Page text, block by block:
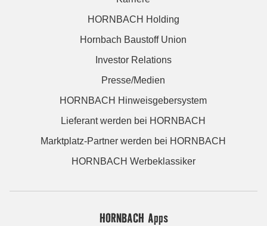
HORNBACH Holding
Hornbach Baustoff Union
Investor Relations
Presse/Medien
HORNBACH Hinweisgebersystem
Lieferant werden bei HORNBACH
Marktplatz-Partner werden bei HORNBACH
HORNBACH Werbeklassiker
HORNBACH Apps